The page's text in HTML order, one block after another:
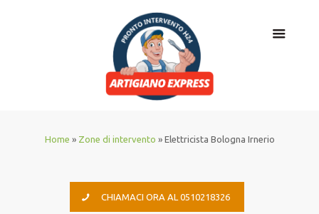
Home » Zone di intervento » Elettricista Bologna Irnerio
CHIAMACI ORA AL 0510218326